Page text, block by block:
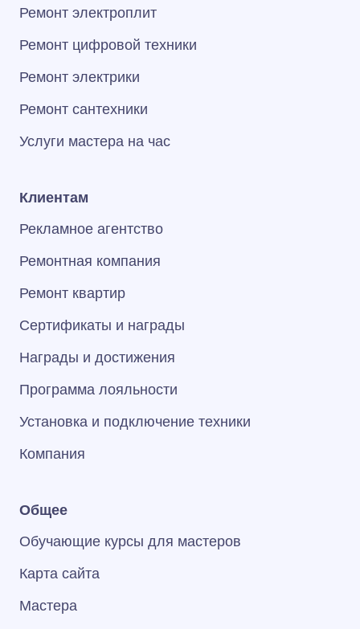
Ремонт электроплит
Ремонт цифровой техники
Ремонт электрики
Ремонт сантехники
Услуги мастера на час
Клиентам
Рекламное агентство
Ремонтная компания
Ремонт квартир
Сертификаты и награды
Награды и достижения
Программа лояльности
Установка и подключение техники
Компания
Общее
Обучающие курсы для мастеров
Карта сайта
Мастера